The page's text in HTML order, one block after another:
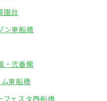
園台
ン東船橋
・弐番館
東船橋
フェスタ西船橋